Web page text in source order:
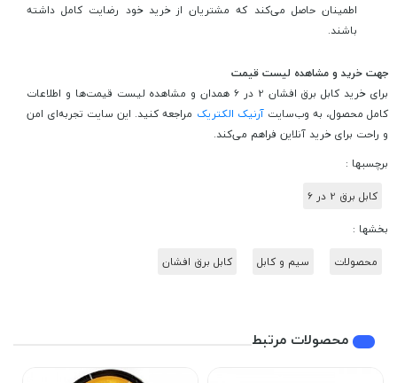
اطمینان حاصل می‌کند که مشتریان از خرید خود رضایت کامل داشته
باشند.
جهت خرید و مشاهده لیست قیمت
برای خرید کابل برق افشان 2 در 6 همدان و مشاهده لیست قیمت‌ها و اطلاعات
کامل محصول، به وب‌سایت آرنیک الکتریک مراجعه کنید. این سایت تجربه‌ای امن
و راحت برای خرید آنلاین فراهم می‌کند.
برچسبها :
کابل برق 2 در 6
بخشها :
محصولات
سیم و کابل کابل برق افشان
محصولات مرتبط